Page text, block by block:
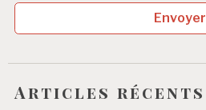
Envoyer
Articles récents